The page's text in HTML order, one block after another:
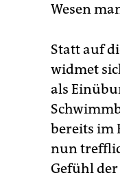
Wesen
Statt auf
widmet
als
bereits im
nun
Gefühl